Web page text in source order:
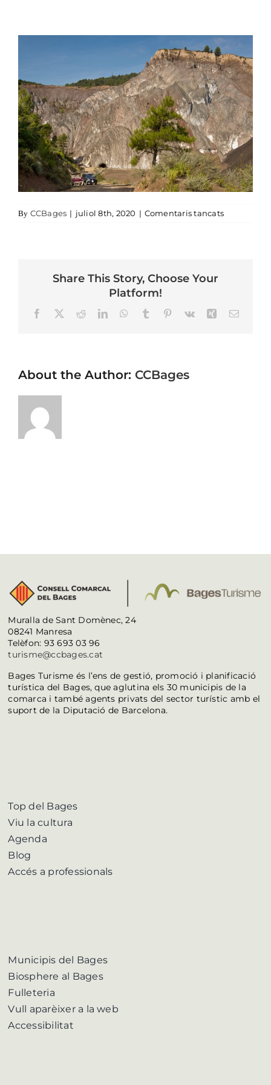
By CCBages | juliol 8th, 2020 | Comentaris tancatsa
Share This Story, Choose Your
Platform!
FacebookRedditLinkedInWhatsApp
TumblrPinterest
Vk XingEmail
About the Author: CCBages
Muralla de Sant Domènec, 24
08241 Manresa
Telèfon: 93 693 03 96
turisme@ccbages.cat
Bages Turisme és l’ens de gestió, promoció i planificació
turística del Bages, que aglutina els 30 municipis de la
comarca i també agents privats del sector turístic amb el
suport de la Diputació de Barcelona.
Top del Bages
Viu la cultura
Agenda
Blog
Accés a professionals
Municipis del Bages
Biosphere al Bages
Fulleteria
Vull aparèixer a la web
Accessibilitat